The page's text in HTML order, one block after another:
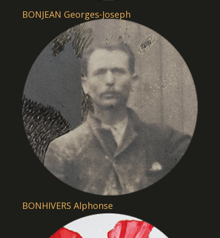
BONJEAN Georges-Joseph
BONHIVERS Alphonse